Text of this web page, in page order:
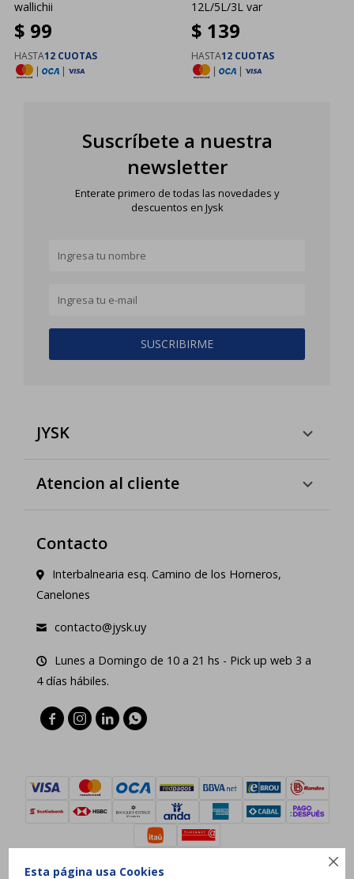

Esta página usa Cookies
wallichii
$ 99
HASTA12 CUOTAS
|
|
12L/5L/3L var
$ 139
HASTA12 CUOTAS
|
|
Suscríbete a nuestra
newsletter
Enterate primero de todas las novedades y
descuentos en Jysk
SUSCRIBIRME
JYSK
Atencion al cliente
Contacto
Interbalnearia esq. Camino de los Horneros,
Canelones
contacto@jysk.uy
Lunes a Domingo de 10 a 21 hs - Pick up web 3 a
4 días hábiles.
   